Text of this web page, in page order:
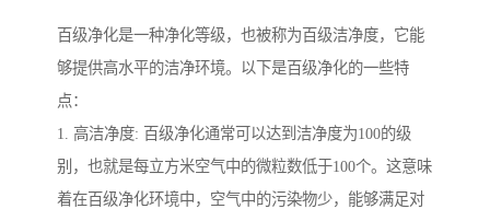
百级净化是一种净化等级，也被称为百级洁净度，它能
够提供高水平的洁净环境。以下是百级净化的一些特
点：
1. 高洁净度: 百级净化通常可以达到洁净度为100的级
别，也就是每立方米空气中的微粒数低于100个。这意味
着在百级净化环境中，空气中的污染物少，能够满足对